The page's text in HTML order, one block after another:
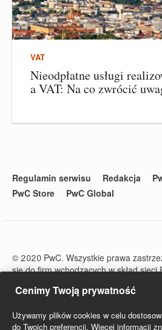
VAT
Nieodpłatne usługi
a VAT: Na co zwrócić
Regulamin serwisu Redakcja
PwC Store
PwC Global
© 2020 PwC. Wszystkie prawa
się do firm wchodzących w skład sieci
www.pwc.com/structure.
prasowym o numerze ISSN 2719-6151.
Cenimy Twoją prywatność
Używamy plików cookies w celu
do Twoich preferencji. Więcej informacji